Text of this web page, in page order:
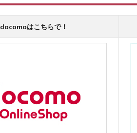
docomoはこちらで！